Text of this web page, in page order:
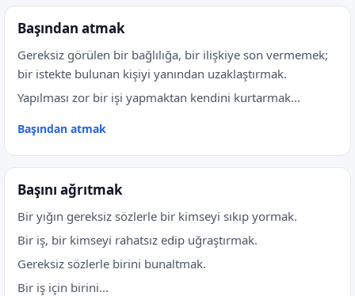
Başından atmak
Gereksiz görülen bir bağlılığa, bir ilişkiye son vermemek;
bir istekte bulunan kişiyi yanından uzaklaştırmak.
Yapılması zor bir işi yapmaktan kendini kurtarmak...
Başından atmak
Başını ağrıtmak
Bir yığın gereksiz sözlerle bir kimseyi sıkıp yormak.
Bir iş, bir kimseyi rahatsız edip uğraştırmak.
Gereksiz sözlerle birini bunaltmak.
Bir iş için birini...